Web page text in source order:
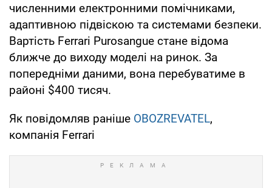
численними електронними помічниками,
адаптивною підвіскою та системами безпеки.
Вартість Ferrari Purosangue стане відома
ближче до виходу моделі на ринок. За
попередніми даними, вона перебуватиме в
районі $400 тисяч.
Як повідомляв раніше OBOZREVATEL,
компанія Ferrari